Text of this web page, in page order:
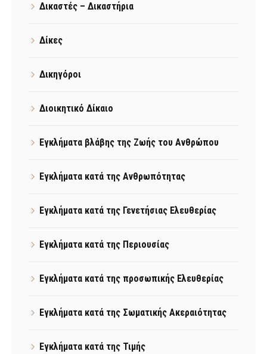
Δικαστές – Δικαστήρια
Δίκες
Δικηγόροι
Διοικητικό Δίκαιο
Εγκλήματα βλάβης της Ζωής του Ανθρώπου
Εγκλήματα κατά της Ανθρωπότητας
Εγκλήματα κατά της Γενετήσιας Ελευθερίας
Εγκλήματα κατά της Περιουσίας
Εγκλήματα κατά της προσωπικής Ελευθερίας
Εγκλήματα κατά της Σωματικής Ακεραιότητας
Εγκλήματα κατά της Τιμής